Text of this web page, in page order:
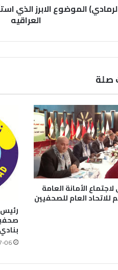
الموضوع الابرز الذي
العراقيه
صلة
الأمانة العامة
للاتحاد العام للصحفيين
06